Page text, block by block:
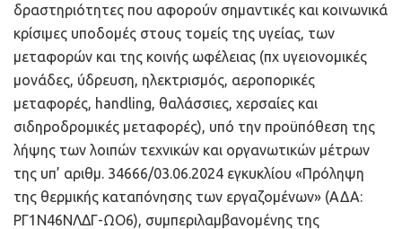
δραστηριότητες που αφορούν σημαντικές και κοινωνικά
κρίσιμες υποδομές στους τομείς της υγείας, των
μεταφορών και της κοινής ωφέλειας (πχ υγειονομικές
μονάδες, ύδρευση, ηλεκτρισμός, αεροπορικές
μεταφορές, handling, θαλάσσιες, χερσαίες και
σιδηροδρομικές μεταφορές), υπό την προϋπόθεση της
λήψης των λοιπών τεχνικών και οργανωτικών μέτρων
της υπ’ αριθμ. 34666/03.06.2024 εγκυκλίου «Πρόληψη
της θερμικής καταπόνησης των εργαζομένων» (ΑΔΑ:
ΡΓ1Ν46ΝΛΔΓ-ΩΟ6), συμπεριλαμβανομένης της